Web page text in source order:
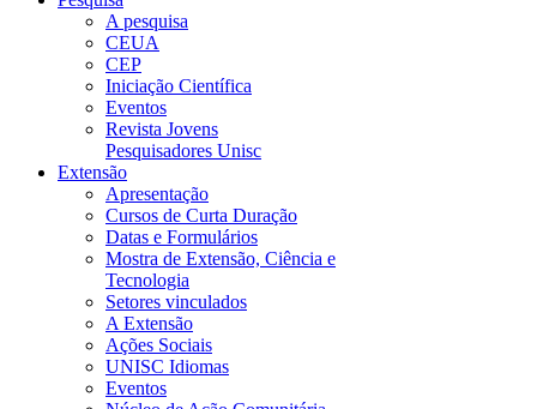
A pesquisa
CEUA
CEP
Iniciação Científica
Eventos
Revista Jovens
Pesquisadores Unisc
Extensão
Apresentação
Cursos de Curta Duração
Datas e Formulários
Mostra de Extensão, Ciência e
Tecnologia
Setores vinculados
A Extensão
Ações Sociais
UNISC Idiomas
Eventos